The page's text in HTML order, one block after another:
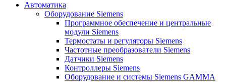
Автоматика
Оборудование Siemens
Программное обеспечение и центральные
модули Siemens
Термостаты и регуляторы Siemens
Частотные преобразователи Siemens
Датчики Siemens
Контроллеры Siemens
Оборудование и системы Siemens GAMMA